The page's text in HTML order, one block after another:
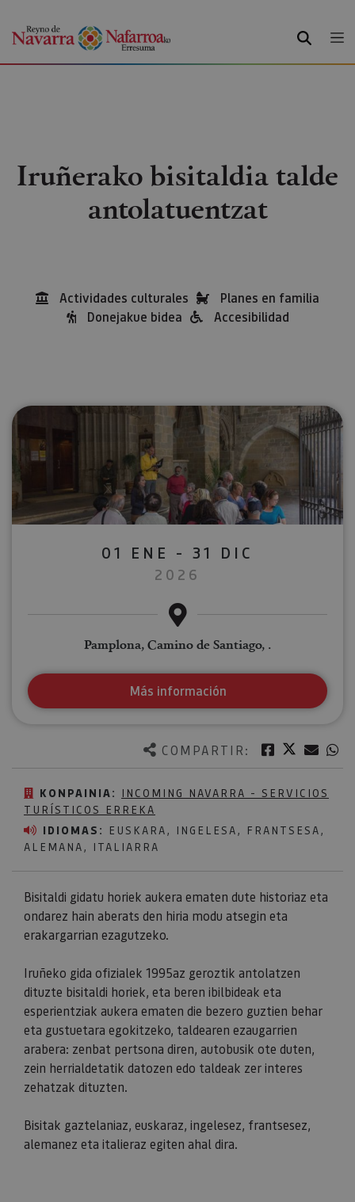
BILATU
Iruñerako bisitaldia talde
antolatuentzat
Actividades culturales
Planes en familia
Donejakue bidea
Accesibilidad
COMPARTIR: Facebook
Twitter
KONPAINIA:
INCOMING NAVARRA - SERVICIOS
TURÍSTICOS ERREKA
IDIOMAS:
EUSKARA, INGELESA, FRANTSESA,
ALEMANA, ITALIARRA
Bisitaldi gidatu horiek aukera ematen dute historiaz eta
ondarez hain aberats den hiria modu atsegin eta
erakargarrian ezagutzeko.
Iruñeko gida ofizialek 1995az geroztik antolatzen
dituzte bisitaldi horiek, eta beren ibilbideak eta
esperientziak aukera ematen die bezero guztien behar
eta gustuetara egokitzeko, taldearen ezaugarrien
arabera: zenbat pertsona diren, autobusik ote duten,
zein herrialdetatik datozen edo taldeak zer interes
zehatzak dituzten.
Bisitak gaztelaniaz, euskaraz, ingelesez, frantsesez,
alemanez eta italieraz egiten ahal dira.
01 ENE - 31 DIC
2026
Pamplona, Camino de Santiago, .
Más información